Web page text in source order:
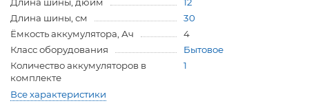
Длина шины, дюйм
12
Длина шины, см
30
Ёмкость аккумулятора, Ач
4
Класс оборудования
Бытовое
Количество аккумуляторов в
комплекте
1
Все характеристики